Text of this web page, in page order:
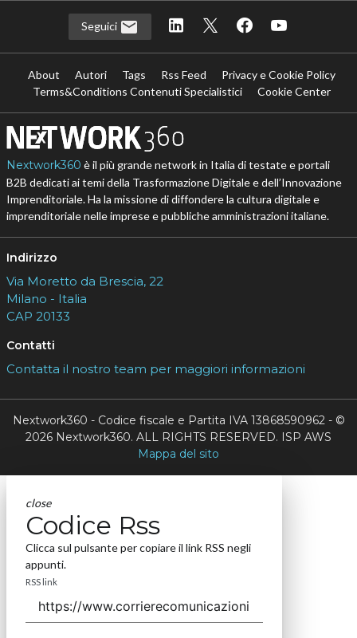
Seguici
About Autori Tags Rss Feed
Privacy e Cookie Policy
Terms&Conditions Contenuti Specialistici
Cookie Center
Nextwork360 è il più grande network in Italia di testate e portali
B2B dedicati ai temi della Trasformazione Digitale e dell’Innovazione
Imprenditoriale. Ha la missione di diffondere la cultura digitale e
imprenditoriale nelle imprese e pubbliche amministrazioni italiane.
Indirizzo
Via Moretto da Brescia, 22
Milano - Italia
CAP 20133
Contatti
Contatta il nostro team per maggiori informazioni
Nextwork360 - Codice fiscale e Partita IVA 13868590962 - ©
2026 Nextwork360. ALL RIGHTS RESERVED. ISP AWS
Mappa del sito
close
Codice Rss
Clicca sul pulsante per copiare il link RSS negli
appunti.
RSS link